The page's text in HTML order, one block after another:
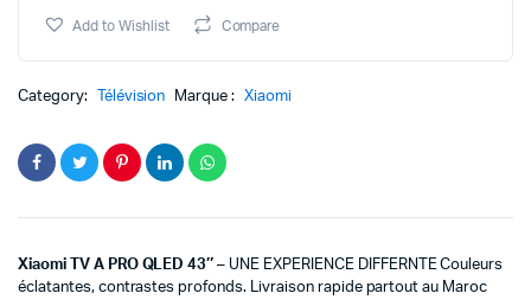
Add to Wishlist Compare
Category: Télévision Marque : Xiaomi
Xiaomi TV A PRO QLED 43″ – UNE EXPERIENCE DIFFERNTE Couleurs
éclatantes, contrastes profonds. Livraison rapide partout au Maroc